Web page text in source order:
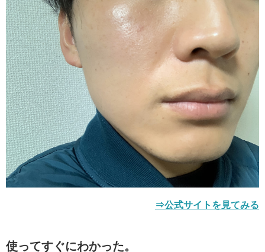
⇒公式サイトを見てみる
使ってすぐにわかった。